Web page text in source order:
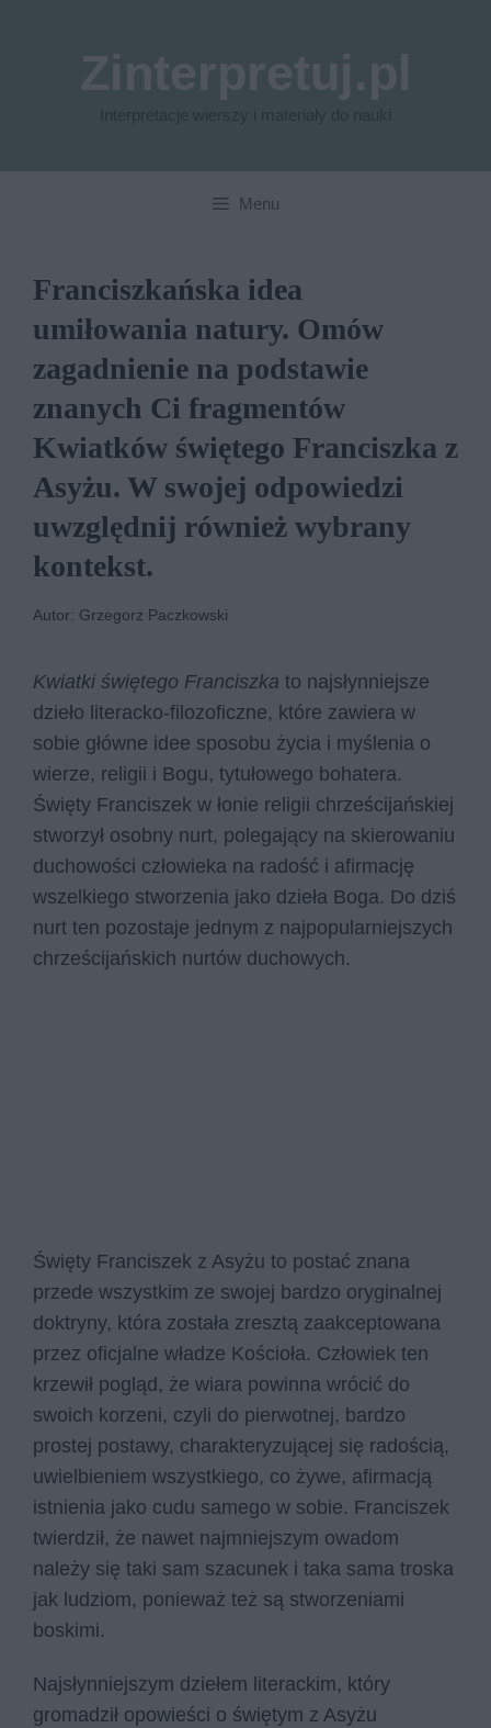
Menu
Franciszkańska idea
umiłowania natury. Omów
zagadnienie na podstawie
znanych Ci fragmentów
Kwiatków świętego Franciszka z
Asyżu. W swojej odpowiedzi
uwzględnij również wybrany
kontekst.
Autor: Grzegorz Paczkowski
Kwiatki świętego Franciszka to najsłynniejsze
dzieło literacko-filozoficzne, które zawiera w
sobie główne idee sposobu życia i myślenia o
wierze, religii i Bogu, tytułowego bohatera.
Święty Franciszek w łonie religii chrześcijańskiej
stworzył osobny nurt, polegający na skierowaniu
duchowości człowieka na radość i afirmację
wszelkiego stworzenia jako dzieła Boga. Do dziś
nurt ten pozostaje jednym z najpopularniejszych
chrześcijańskich nurtów duchowych.
Święty Franciszek z Asyżu to postać znana
przede wszystkim ze swojej bardzo oryginalnej
doktryny, która została zresztą zaakceptowana
przez oficjalne władze Kościoła. Człowiek ten
krzewił pogląd, że wiara powinna wrócić do
swoich korzeni, czyli do pierwotnej, bardzo
prostej postawy, charakteryzującej się radością,
uwielbieniem wszystkiego, co żywe, afirmacją
istnienia jako cudu samego w sobie. Franciszek
twierdził, że nawet najmniejszym owadom
należy się taki sam szacunek i taka sama troska
jak ludziom, ponieważ też są stworzeniami
boskimi.
Najsłynniejszym dziełem literackim, który
gromadził opowieści o świętym z Asyżu